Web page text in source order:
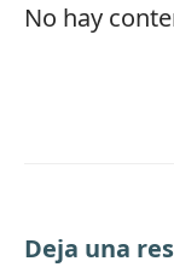
No hay
Deja una